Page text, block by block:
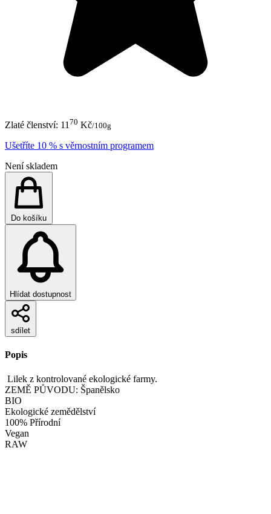
Zlaté členství: 11 70 Kč/100g
Ušetříte 10 % s věrnostním programem
Není skladem
Do košíku
Hlídat dostupnost
sdílet
Popis
Lilek z kontrolované ekologické farmy.
ZEMĚ PŮVODU: Španělsko
BIO
Ekologické zemědělství
100% Přírodní
Vegan
RAW